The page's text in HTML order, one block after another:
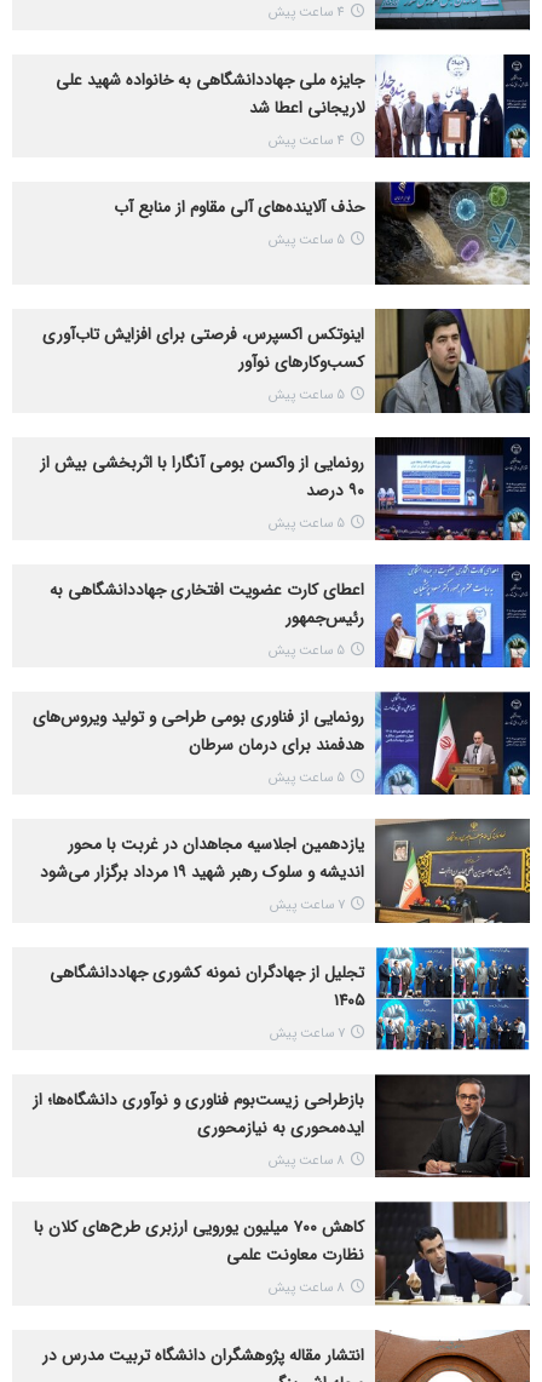
4 ساعت پیش
جایزه ملی جهاددانشگاهی به خانواده شهید علی
لاریجانی اعطا شد
4 ساعت پیش
حذف آلاینده‌های آلی مقاوم از منابع آب
5 ساعت پیش
اینوتکس اکسپرس، فرصتی برای افزایش تاب‌آوری
کسب‌وکارهای نوآور
5 ساعت پیش
رونمایی از واکسن بومی آنگارا با اثربخشی بیش از
۹۰ درصد
5 ساعت پیش
اعطای کارت عضویت افتخاری جهاددانشگاهی به
رئیس‌جمهور
5 ساعت پیش
رونمایی از فناوری بومی طراحی و تولید ویروس‌های
هدفمند برای درمان سرطان
5 ساعت پیش
یازدهمین اجلاسیه مجاهدان در غربت با محور
اندیشه و سلوک رهبر شهید ۱۹ مرداد برگزار می‌شود
7 ساعت پیش
تجلیل از جهادگران نمونه کشوری جهاددانشگاهی
۱۴۰۵
7 ساعت پیش
بازطراحی زیست‌بوم فناوری و نوآوری دانشگاه‌ها؛ از
ایده‌محوری به نیازمحوری
8 ساعت پیش
کاهش ۷۰۰ میلیون یورویی ارزبری طرح‌های کلان با
نظارت معاونت علمی
8 ساعت پیش
انتشار مقاله پژوهشگران دانشگاه تربیت مدرس در